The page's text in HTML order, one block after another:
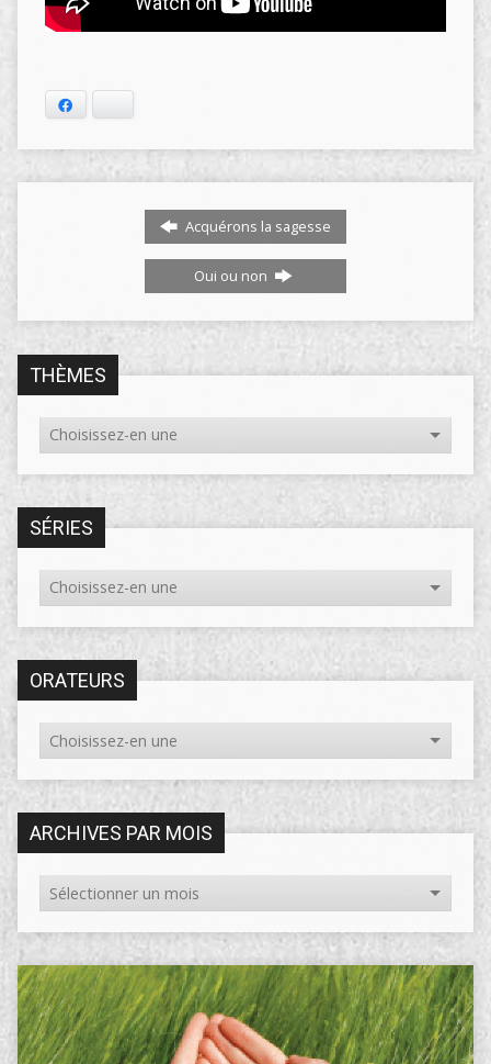
Acquérons la sagesse
Oui ou non
THÈMES
SÉRIES
ORATEURS
ARCHIVES PAR MOIS